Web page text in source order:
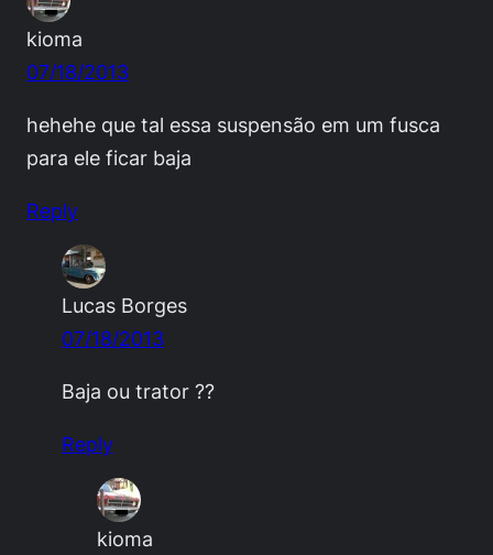
kioma
07/18/2013
hehehe que tal essa suspensão em um fusca
para ele ficar baja
Reply
Lucas Borges
07/18/2013
Baja ou trator ??
Reply
kioma